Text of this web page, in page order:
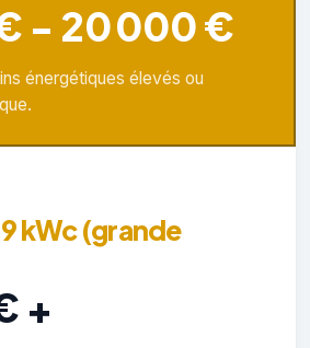
- 20 000 €
énergétiques élevés ou
kWc (grande
+